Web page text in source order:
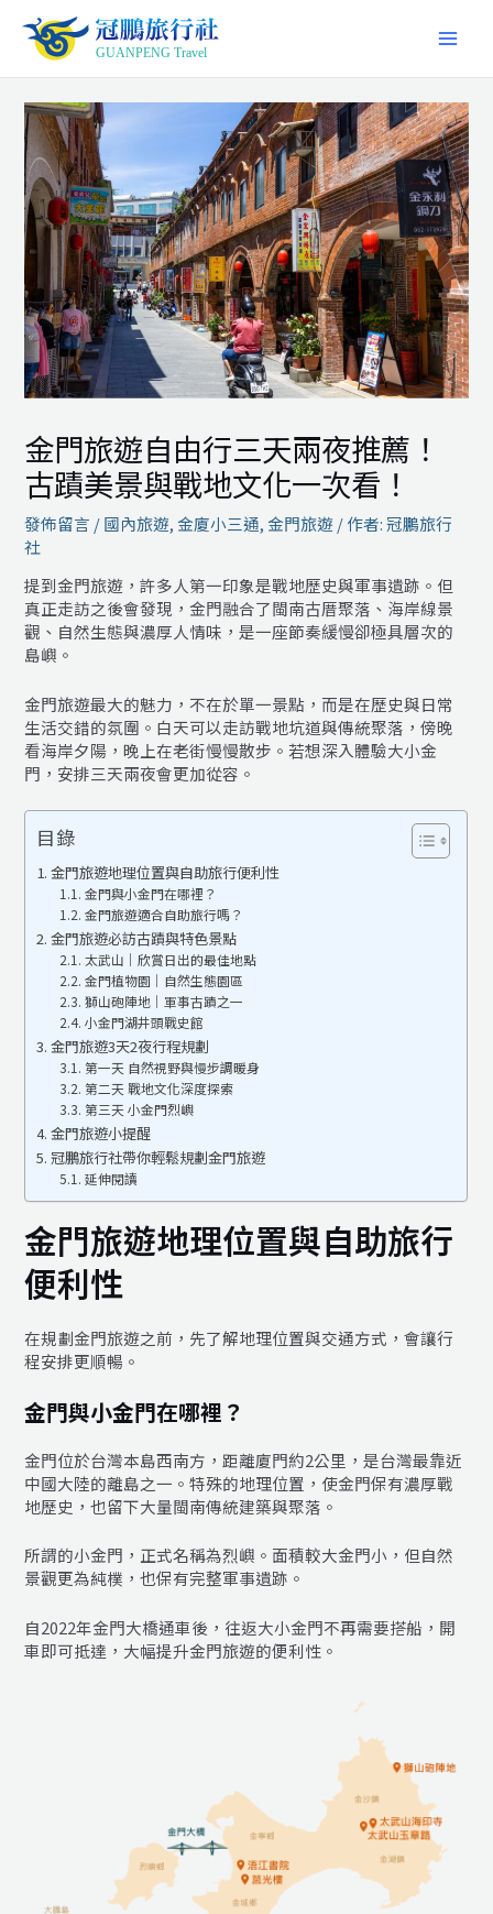
要
金門旅遊自由行三天兩夜推薦！
古蹟美景與戰地文化一次看！
發佈留言 /國內旅遊,金廈小三通,金門旅遊 / 作者:冠鵬旅行
社
提到金門旅遊，許多人第一印象是戰地歷史與軍事遺跡。但
真正走訪之後會發現，金門融合了閩南古厝聚落、海岸線景
觀、自然生態與濃厚人情味，是一座節奏緩慢卻極具層次的
島嶼。
金門旅遊最大的魅力，不在於單一景點，而是在歷史與日常
生活交錯的氛圍。白天可以走訪戰地坑道與傳統聚落，傍晚
看海岸夕陽，晚上在老街慢慢散步。若想深入體驗大小金
門，安排三天兩夜會更加從容。
目錄
金門旅遊地理位置與自助旅行便利性
金門與小金門在哪裡？
金門旅遊適合自助旅行嗎？
金門旅遊必訪古蹟與特色景點
太武山｜欣賞日出的最佳地點
金門植物園｜自然生態園區
獅山砲陣地｜軍事古蹟之一
小金門湖井頭戰史館
金門旅遊3天2夜行程規劃
第一天 自然視野與慢步調暖身
第二天 戰地文化深度探索
第三天 小金門烈嶼
金門旅遊小提醒
冠鵬旅行社帶你輕鬆規劃金門旅遊
延伸閱讀
金門旅遊地理位置與自助旅行
便利性
在規劃金門旅遊之前，先了解地理位置與交通方式，會讓行
程安排更順暢。
金門與小金門在哪裡？
金門位於台灣本島西南方，距離廈門約2公里，是台灣最靠近
中國大陸的離島之一。特殊的地理位置，使金門保有濃厚戰
地歷史，也留下大量閩南傳統建築與聚落。
所謂的小金門，正式名稱為烈嶼。面積較大金門小，但自然
景觀更為純樸，也保有完整軍事遺跡。
自2022年金門大橋通車後，往返大小金門不再需要搭船，開
車即可抵達，大幅提升金門旅遊的便利性。